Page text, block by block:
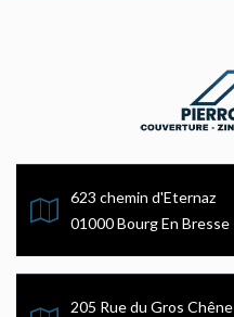
623 chemin d'Eternaz
01000 Bourg En Bresse
205 Rue du Gros Chêne